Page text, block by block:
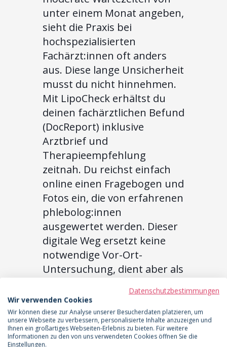
unter einem Monat angeben,
sieht die Praxis bei
hochspezialisierten
Fachärzt:innen oft anders
aus. Diese lange Unsicherheit
musst du nicht hinnehmen.
Mit LipoCheck erhältst du
deinen fachärztlichen Befund
(DocReport) inklusive
Arztbrief und
Therapieempfehlung
zeitnah. Du reichst einfach
online einen Fragebogen und
Fotos ein, die von erfahrenen
phlebolog:innen
ausgewertet werden. Dieser
digitale Weg ersetzt keine
notwendige Vor-Ort-
Untersuchung, dient aber als
und beschleunigt deine
Versorgung erheblich. So
hast du schnell ein offizielles
Dokument in der Hand, um
Datenschutzbestimmungen
Wir verwenden Cookies
Wir können diese zur Analyse unserer Besucherdaten platzieren, um
unsere Webseite zu verbessern, personalisierte Inhalte anzuzeigen und
Ihnen ein großartiges Webseiten-Erlebnis zu bieten. Für weitere
Informationen zu den von uns verwendeten Cookies öffnen Sie die
Einstellungen.